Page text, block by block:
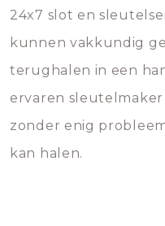
24x7 slot en
kunnen vakkundig
terughalen in een
ervaren
zonder enig
kan halen.